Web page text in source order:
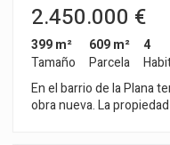
2.450.000 €
399 m²
Tamaño
609 m²
Parcela
4
En el barrio de la Plana
obra nueva. La